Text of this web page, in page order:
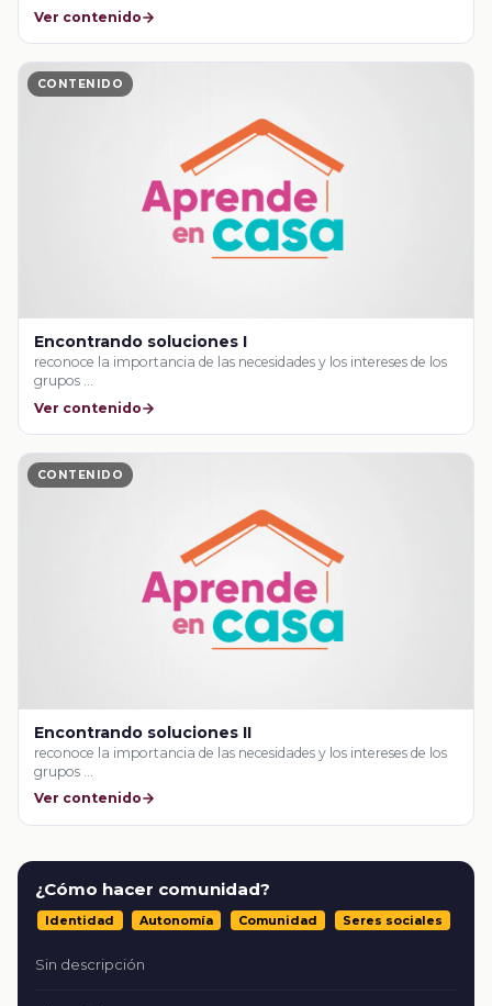
Ver contenido
CONTENIDO
Encontrando soluciones I
reconoce la importancia de las necesidades y los intereses de los
grupos …
Ver contenido
CONTENIDO
Encontrando soluciones II
reconoce la importancia de las necesidades y los intereses de los
grupos …
Ver contenido
¿Cómo hacer comunidad?
Identidad Autonomía Comunidad Seres sociales
Sin descripción